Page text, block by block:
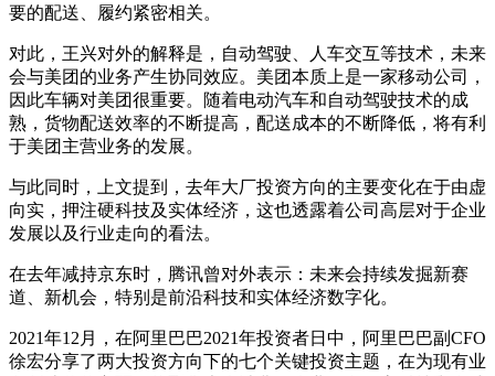
要的配送、履约紧密相关。
对此，王兴对外的解释是，自动驾驶、人车交互等技术，未来
会与美团的业务产生协同效应。美团本质上是一家移动公司，
因此车辆对美团很重要。随着电动汽车和自动驾驶技术的成
熟，货物配送效率的不断提高，配送成本的不断降低，将有利
于美团主营业务的发展。
与此同时，上文提到，去年大厂投资方向的主要变化在于由虚
向实，押注硬科技及实体经济，这也透露着公司高层对于企业
发展以及行业走向的看法。
在去年减持京东时，腾讯曾对外表示：未来会持续发掘新赛
道、新机会，特别是前沿科技和实体经济数字化。
2021年12月，在阿里巴巴2021年投资者日中，阿里巴巴副CFO
徐宏分享了两大投资方向下的七个关键投资主题，在为现有业